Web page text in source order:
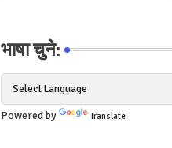
भाषा चुने:
Powered by Translate